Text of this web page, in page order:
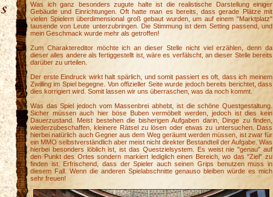
Was ich ganz besonders zugute halte ist die realistische Darstellung einiger
Gebäude und Einrichtungen. Oft hatte man es bereits, dass gerade Plätze mit
vielen Spielern überdimensional groß gebaut wurden, um auf einem "Marktplatz"
tausende von Leute unterzubringen. Die Stimmung ist dem Setting passend, und
mein Geschmack wurde mehr als getroffen!
Zum Charaktereditor möchte ich an dieser Stelle nicht viel erzählen, denn da
dieser alles andere als fertiggestellt ist, wäre es verfälscht, an dieser Stelle bereits
darüber zu urteilen.
Der erste Eindruck wirkt halt spärlich, und somit passiert es oft, dass ich meinem
Zwilling im Spiel begegne. Von offizieller Seite wurde jedoch bereits berichtet, dass
dies korrigiert wird. Somit lassen wir uns überraschen, was da noch kommt.
Was das Spiel jedoch vom Massenbrei abhebt, ist die schöne Questgestaltung.
Sicher müssen auch hier böse Buben vermöbelt werden, jedoch ist dies kein
Dauerzustand. Meist bestehen die bisherigen Aufgaben darin, Dinge zu finden,
wiederzubeschaffen, kleinere Rätsel zu lösen oder etwas zu untersuchen. Dass
hierbei natürlich auch Gegner aus dem Weg geräumt werden müssen, ist zwar für
ein MMO selbstverständlich aber meist nicht direkter Bestandteil der Aufgabe. Was
hierbei besonders löblich ist, ist das Questzielsystem. Es weist nie "genau" auf
den Punkt des Ortes sondern markiert lediglich einen Bereich, wo das "Ziel" zu
finden ist. Erfrischend, dass der Spieler auch seinen Grips benutzen muss in
diesem Fall. Wenn die anderen Spielabschnitte genauso bleiben würde es mich
sehr freuen!